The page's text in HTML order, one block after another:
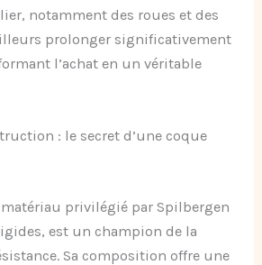
notamment des roues et des
prolonger significativement
l’achat en un véritable
: le secret d’une coque
privilégié par Spilbergen
est un champion de la
Sa composition offre une